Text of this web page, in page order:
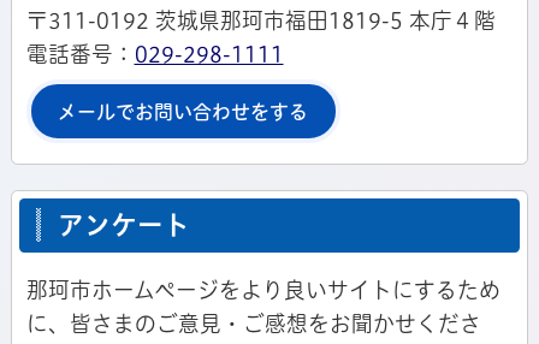
〒311-0192 茨城県那珂市福田1819-5 本庁４階
電話番号： 029-298-1111
メールでお問い合わせをする
アンケート
那珂市ホームページをより良いサイトにするため
に、皆さまのご意見・ご感想をお聞かせくださ